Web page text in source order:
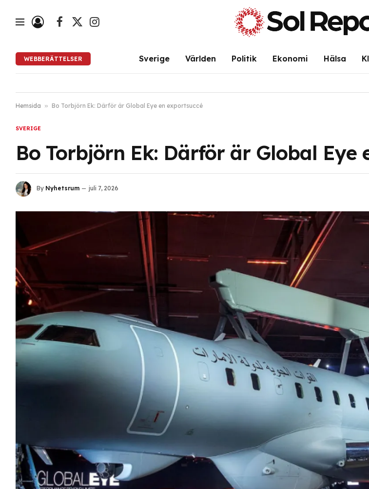
Facebook
X
Instagram
WEBBERÄTTELSER Sverige Världen Politik Ekonomi Hälsa
Hemsida » Bo Torbjörn Ek: Därför är Global Eye en exportsuccé
SVERIGE
Bo Torbjörn Ek: Därför är Global Eye
By Nyhetsrum juli 7, 2026